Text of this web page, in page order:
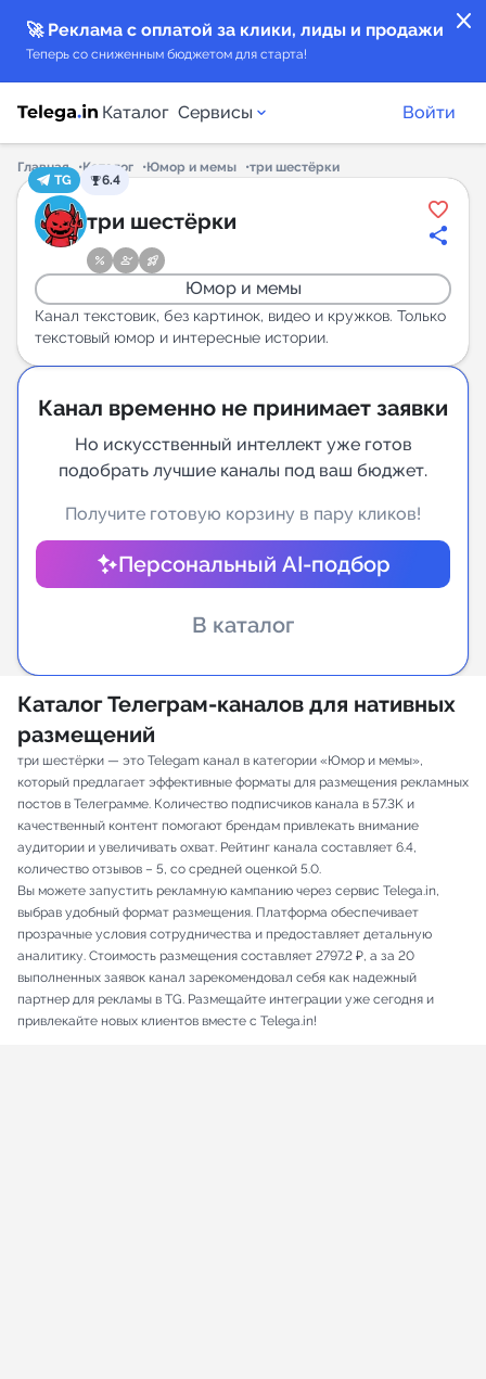
close
🚀 Реклама с оплатой за клики, лиды и продажи
Теперь со сниженным бюджетом для старта!
Каталог Сервисы
Каталог каналов
Каталог ботов
Горящие предложения
Индекс читаемости каналов в Telegram
Аналитика MAX каналов
New
Индивидуальное сопровождение
Аналитика Telegram
Войти
Главная Каталог Юмор и мемы
три шестёрки
TG
6.4
три шестёрки
Юмор и мемы
Канал текстовик, без картинок, видео и кружков. Только
текстовый юмор и интересные истории.
Канал временно не принимает заявки
Но искусственный интеллект уже готов
подобрать лучшие каналы под ваш бюджет.
Получите готовую корзину в пару кликов!
Персональный AI-подбор
В каталог
Каталог Телеграм-каналов для нативных
размещений
три шестёрки — это Telegam канал в категории «Юмор и мемы»,
который предлагает эффективные форматы для размещения рекламных
постов в Телеграмме. Количество подписчиков канала в 57.3K и
качественный контент помогают брендам привлекать внимание
аудитории и увеличивать охват. Рейтинг канала составляет 6.4,
количество отзывов – 5, со средней оценкой 5.0.
Вы можете запустить рекламную кампанию через сервис Telega.in,
выбрав удобный формат размещения. Платформа обеспечивает
прозрачные условия сотрудничества и предоставляет детальную
аналитику. Стоимость размещения составляет 2797.2 ₽, а за 20
выполненных заявок канал зарекомендовал себя как надежный
партнер для рекламы в TG. Размещайте интеграции уже сегодня и
привлекайте новых клиентов вместе с Telega.in!